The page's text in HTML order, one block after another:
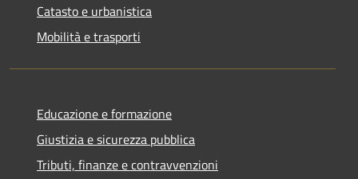
Catasto e urbanistica
Mobilità e trasporti
Educazione e formazione
Giustizia e sicurezza pubblica
Tributi, finanze e contravvenzioni